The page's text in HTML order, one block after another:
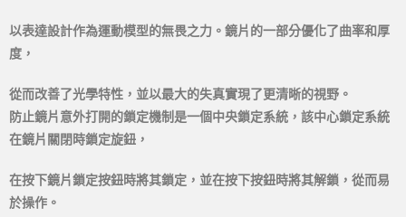
以表達設計作為運動模型的無畏之力。鏡片的一部分優化了曲率和厚
度，
從而改善了光學特性，並以最大的失真實現了更清晰的視野。
防止鏡片意外打開的鎖定機制是一個中央鎖定系統，該中心鎖定系統
在鏡片關閉時鎖定旋鈕，
在按下鏡片鎖定按鈕時將其鎖定，並在按下按鈕時將其解鎖，從而易
於操作。